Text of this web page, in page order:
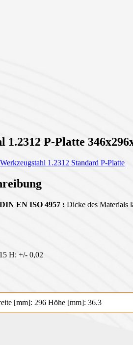
1.2312 P-Platte
Werkzeugstahl 1.2312 Standard P-Platte
EN ISO 4957 : Dicke des Materials
H: +/- 0,02
[mm]: 296 Höhe [mm]: 36.3